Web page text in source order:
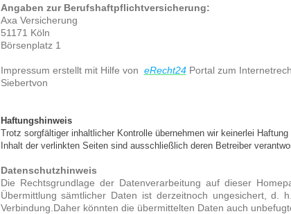
Angaben zur Berufshaftpflichtversicherung:
Axa Versicherung
51171 Köln
Börsenplatz 1
Impressum erstellt mit Hilfe von eRecht24Portal zum
Siebertvon
Haftungshinweis
Trotz sorgfältiger inhaltlicher Kontrolle übernehmen wir keinerlei
Inhalt der verlinkten Seiten sind ausschließlich deren Betreiber
Datenschutzhinweis
Die Rechtsgrundlage der Datenverarbeitung auf dieser
Übermittlung sämtlicher Daten ist derzeitnoch ungesichert, d.
Verbindung.Daher könnten die übermittelten Daten auch